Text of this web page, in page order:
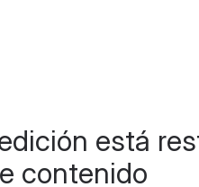
está
contenido